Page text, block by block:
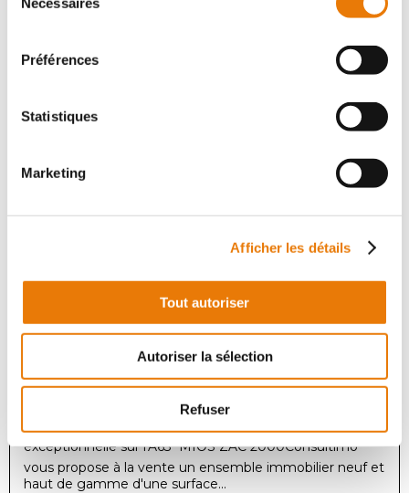
Préférences
Statistiques
Marketing
Afficher les détails
Tout autoriser
Autoriser la sélection
Refuser
Bordelaise - Ensemble immobilier neuf avec visibilité
exceptionnelle sur l'A63Consultimo vous propose à la
Bureau
BORDEAUX 5 600 000 €HT
exceptionnelle sur l'A63  MIOS ZAC 2000Consultimo
vous propose à la vente un ensemble immobilier neuf et
haut de gamme d'une surface...